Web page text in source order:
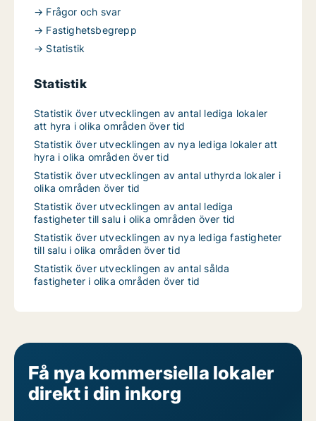
→ Frågor och svar
→ Fastighetsbegrepp
→ Statistik
Statistik
Statistik över utvecklingen av antal lediga lokaler
att hyra i olika områden över tid
Statistik över utvecklingen av nya lediga lokaler att
hyra i olika områden över tid
Statistik över utvecklingen av antal uthyrda lokaler i
olika områden över tid
Statistik över utvecklingen av antal lediga
fastigheter till salu i olika områden över tid
Statistik över utvecklingen av nya lediga fastigheter
till salu i olika områden över tid
Statistik över utvecklingen av antal sålda
fastigheter i olika områden över tid
Få nya kommersiella lokaler
direkt i din inkorg